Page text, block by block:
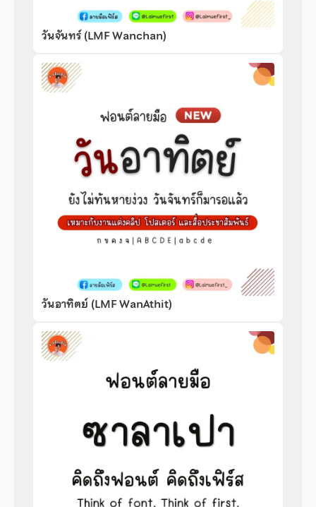
วันจันทร์ (LMF Wanchan)
วันอาทิตย์ (LMF WanAthit)